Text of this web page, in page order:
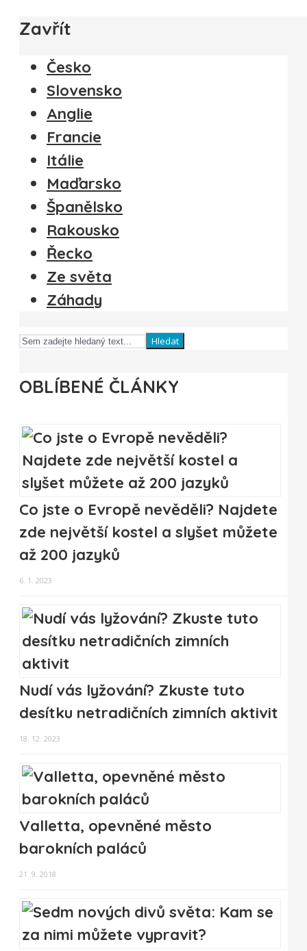
Zavřít
Česko
Slovensko
Anglie
Francie
Itálie
Maďarsko
Španělsko
Rakousko
Řecko
Ze světa
Záhady
Hledat
OBLÍBENÉ ČLÁNKY
Co jste o Evropě nevěděli? Najdete
zde největší kostel a slyšet můžete
až 200 jazyků
6. 1. 2023
Nudí vás lyžování? Zkuste tuto
desítku netradičních zimních aktivit
18. 12. 2023
Valletta, opevněné město
barokních paláců
21. 9. 2018